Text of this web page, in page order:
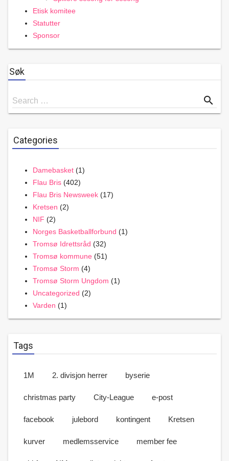
Etisk komitee
Statutter
Sponsor
Søk
Search
for
Search … search
Categories
Damebasket (1)
Flau Bris (402)
Flau Bris Newsweek (17)
Kretsen (2)
NIF (2)
Norges Basketballforbund (1)
Tromsø Idrettsråd (32)
Tromsø kommune (51)
Tromsø Storm (4)
Tromsø Storm Ungdom (1)
Uncategorized (2)
Varden (1)
Tags
1M 2. divisjon herrer byserie
christmas party City-League e-post
facebook julebord kontingent Kretsen
kurver medlemsservice member fee